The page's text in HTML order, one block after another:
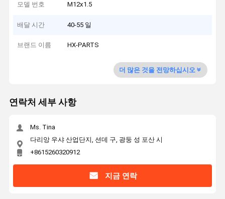
모델 번호 M12x1.5
배달 시간 40-55 일
브랜드 이름 HX-PARTS
더 많은 것을 전망하십시오
연락처 세부 사항
Ms. Tina
다리앙 우샤 산업단지, 션데 구, 광둥 성 포산 시
+8615260320912
지금 연락